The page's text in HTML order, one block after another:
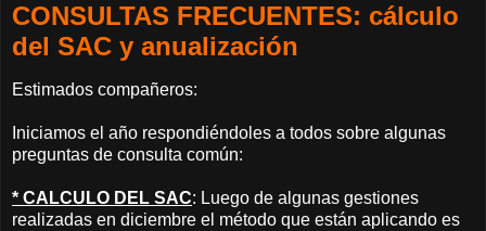
CONSULTAS FRECUENTES: cálculo
del SAC y anualización
Estimados compañeros:
Iniciamos el año respondiéndoles a todos sobre algunas
preguntas de consulta común:
* CALCULO DEL SAC: Luego de algunas gestiones
realizadas en diciembre el método que están aplicando es